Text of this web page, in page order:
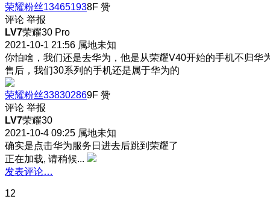
荣耀粉丝134651938F 赞
评论 举报
LV7荣耀30 Pro
2021-10-1 21:56 属地未知
你怕啥，我们还是去华为，他是从荣耀V40开始的手机不归华
售后，我们30系列的手机还是属于华为的
荣耀粉丝338302869F 赞
评论 举报
LV7荣耀30
2021-10-4 09:25 属地未知
确实是点击华为服务日进去后跳到荣耀了
正在加载, 请稍候...
发表评论…
12